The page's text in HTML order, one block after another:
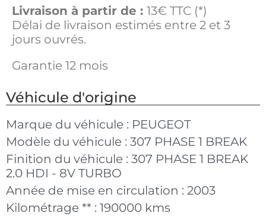
Livraison à partir de : 13€ TTC (*)
Délai de livraison estimés entre 2 et 3
jours ouvrés.
Garantie 12 mois
Véhicule d'origine
Marque du véhicule : PEUGEOT
Modèle du véhicule : 307 PHASE 1 BREAK
Finition du véhicule : 307 PHASE 1 BREAK
2.0 HDI - 8V TURBO
Année de mise en circulation : 2003
Kilométrage ** : 190000 kms